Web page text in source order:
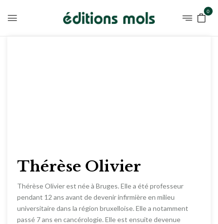
0
Thérèse Olivier
Thérèse Olivier est née à Bruges. Elle a été professeur
pendant 12 ans avant de devenir infirmière en milieu
universitaire dans la région bruxelloise. Elle a notamment
passé 7 ans en cancérologie. Elle est ensuite devenue